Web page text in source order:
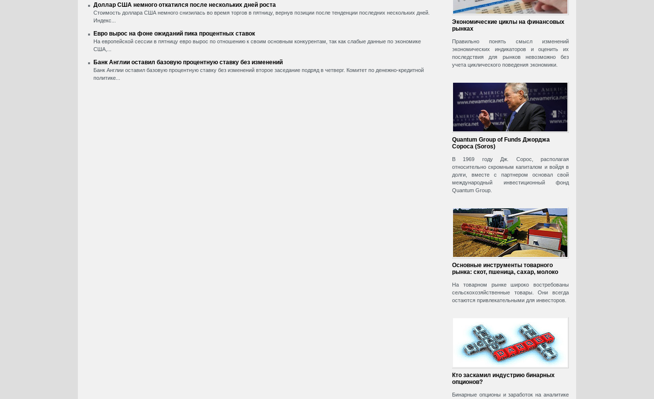
Доллар США немного откатился после нескольких дней роста
Стоимость доллара США немного снизилась во время торгов в пятницу, вернув позиции после тенденции последних нескольких дней.
Индекс...
Евро вырос на фоне ожиданий пика процентных ставок
На европейской сессии в пятницу евро вырос по отношению к своим основным конкурентам, так как слабые данные по экономике
США,...
Банк Англии оставил базовую процентную ставку без изменений
Банк Англии оставил базовую процентную ставку без изменений второе заседание подряд в четверг. Комитет по денежно-кредитной
политике...
Экономические циклы на финансовых
рынках
Правильно понять смысл изменений
экономических индикаторов и оценить их
последствия для рынков невозможно без
учета циклического поведения экономики.
Quantum Group of Funds Джорджа
Сороса (Soros)
В 1969 году Дж. Сорос, располагая
относительно скромным капиталом и войдя в
долги, вместе с партнером основал свой
международный инвестиционный фонд
Quantum Group.
Основные инструменты товарного
рынка: скот, пшеница, сахар, молоко
На товарном рынке широко востребованы
сельскохозяйственные товары. Они всегда
остаются привлекательными для инвесторов.
Кто заскамил индустрию бинарных
опционов?
Бинарные опционы и заработок на аналитике